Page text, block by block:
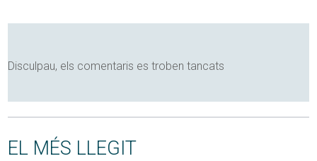
Disculpau, els comentaris es troben tancats
EL MÉS LLEGIT